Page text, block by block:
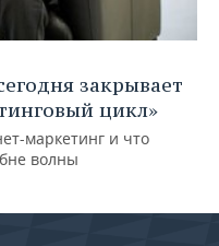
закрывает
цикл»
маркетинг и что
волны